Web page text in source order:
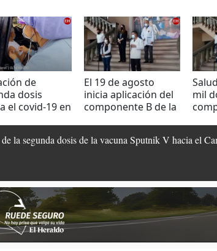
de
dosis
el covid-19 en
El 19 de agosto
inicia aplicación del
componente B de la
mil
la segunda dosis de la vacuna Sputnik V hacia el